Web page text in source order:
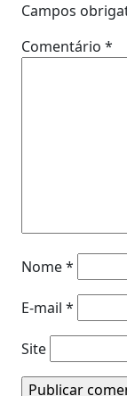
Campos
Comentário *
Nome*
E-mail *
Site